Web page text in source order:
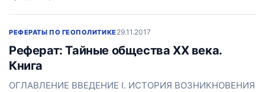
РЕФЕРАТЫ ПО ГЕОПОЛИТИКЕ29.11.2017
Реферат: Тайные общества ХХ века.
Книга
ОГЛАВЛЕНИЕ ВВЕДЕНИЕ I. ИСТОРИЯ ВОЗНИКНОВЕНИЯ